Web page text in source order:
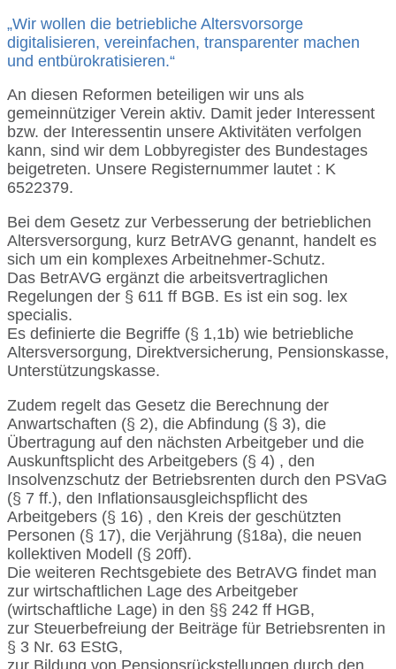
„Wir wollen die betriebliche Altersvorsorge
digitalisieren, vereinfachen, transparenter machen
und entbürokratisieren.“
An diesen Reformen beteiligen wir uns als
gemeinnütziger Verein aktiv. Damit jeder Interessent
bzw. der Interessentin unsere Aktivitäten verfolgen
kann, sind wir dem Lobbyregister des Bundestages
beigetreten. Unsere Registernummer lautet : K
6522379.
Bei dem Gesetz zur Verbesserung der betrieblichen
Altersversorgung, kurz BetrAVG genannt, handelt es
sich um ein komplexes Arbeitnehmer-Schutz.
Das BetrAVG ergänzt die arbeitsvertraglichen
Regelungen der § 611 ff BGB. Es ist ein sog. lex
specialis.
Es definierte die Begriffe (§ 1,1b) wie betriebliche
Altersversorgung, Direktversicherung, Pensionskasse,
Unterstützungskasse.
Zudem regelt das Gesetz die Berechnung der
Anwartschaften (§ 2), die Abfindung (§ 3), die
Übertragung auf den nächsten Arbeitgeber und die
Auskunftsplicht des Arbeitgebers (§ 4) , den
Insolvenzschutz der Betriebsrenten durch den PSVaG
(§ 7 ff.), den Inflationsausgleichspflicht des
Arbeitgebers (§ 16) , den Kreis der geschützten
Personen (§ 17), die Verjährung (§18a), die neuen
kollektiven Modell (§ 20ff).
Die weiteren Rechtsgebiete des BetrAVG findet man
zur wirtschaftlichen Lage des Arbeitgeber
(wirtschaftliche Lage) in den §§ 242 ff HGB,
zur Steuerbefreiung der Beiträge für Betriebsrenten in
§ 3 Nr. 63 EStG,
zur Bildung von Pensionsrückstellungen durch den